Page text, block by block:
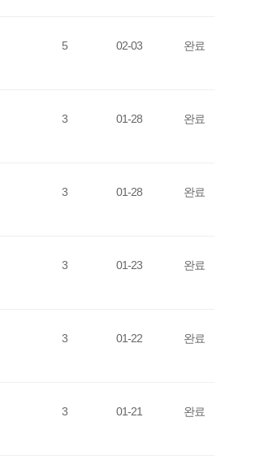
5 02-03 완료
3 01-28 완료
3 01-28 완료
3 01-23 완료
3 01-22 완료
3 01-21 완료